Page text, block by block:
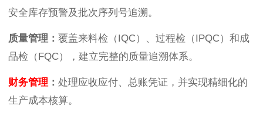
安全库存预警及批次序列号追溯。
质量管理： 覆盖来料检（IQC）、过程检（IPQC）和成
品检（FQC），建立完整的质量追溯体系。
财务管理 ： 处理应收应付、总账凭证，并实现精细化的
生产成本核算。